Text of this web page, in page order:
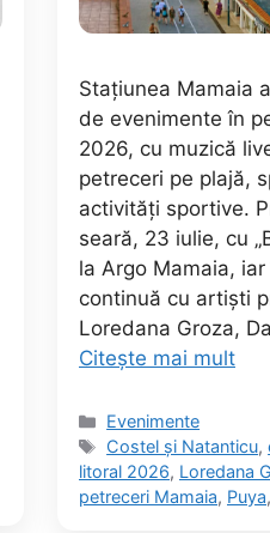
Stațiunea Mamaia
de evenimente în
2026, cu muzică
petreceri pe plajă,
activități sportive.
seară, 23 iulie, cu
la Argo Mamaia,
continuă cu artiști
Loredana Groza,
Citește mai mult
Categorii
Evenimente
Etichete
Costel și Natanticu,
litoral 2026, Loredana
petreceri Mamaia, Puya,